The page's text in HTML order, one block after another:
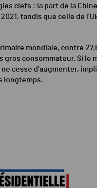
clefs : la part de la
tandis que celle de
mondiale, contre
gros consommateur. Si le
cesse d’augmenter,
longtemps.